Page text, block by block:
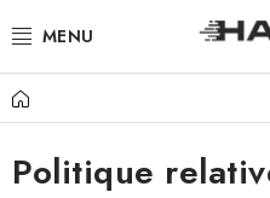
au
PRODUITS
À PROPOS DE NOUS
Accueil
Politique